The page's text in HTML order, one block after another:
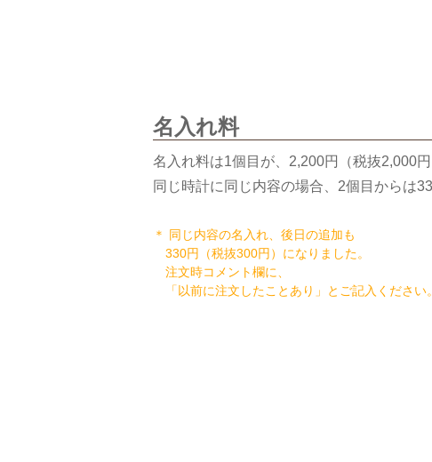
名入れ料
名入れ料は1個目が、2,200円（税抜2,000円
同じ時計に同じ内容の場合、2個目からは
＊ 同じ内容の名入れ、後日の追加も
330円（税抜300円）になりました。
注文時コメント欄に、
「以前に注文したことあり」とご記入ください。